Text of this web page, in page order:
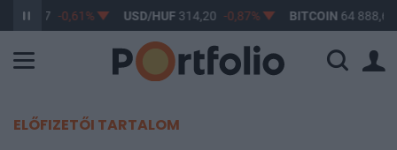
363,17 -0,61% USD/HUF314,20 -0,87% BITCOIN64 888,67
ELŐFIZETŐI TARTALOM